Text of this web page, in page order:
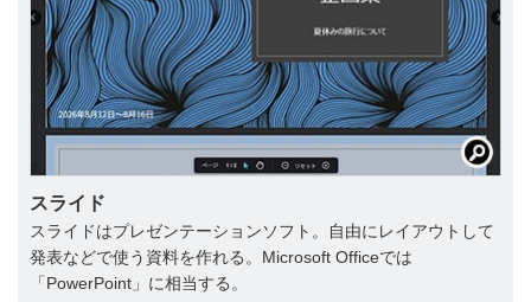
スライド
スライドはプレゼンテーションソフト。自由にレイアウトして
発表などで使う資料を作れる。Microsoft Officeでは
「PowerPoint」に相当する。